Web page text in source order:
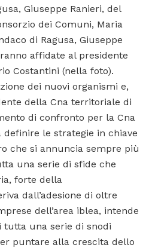
Giuseppe Ranieri, del
dei Comuni, Maria
di Ragusa, Giuseppe
affidate al presidente
Costantini (nella foto).
dei nuovi organismi e,
della Cna territoriale di
di confronto per la Cna
le strategie in chiave
che si annuncia sempre più
una serie di sfide che
forte della
dall’adesione di oltre
dell’area iblea, intende
tutta una serie di snodi
puntare alla crescita dello